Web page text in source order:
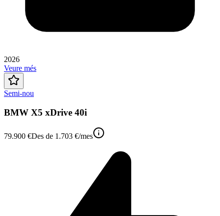
2026
Veure més
Semi-nou
BMW X5 xDrive 40i
79.900 €Des de 1.703 €/mes